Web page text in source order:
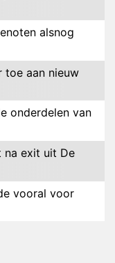
alsnog
toe aan nieuw
onderdelen van
na exit uit De
vooral voor